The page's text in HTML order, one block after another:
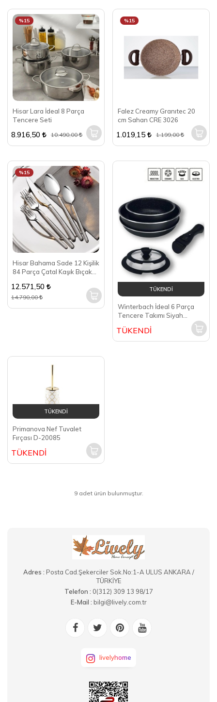
Hisar Lara İdeal 8 Parça
Tencere Seti
%15
8.916,50 10.490,00
Falez Creamy Granıtec 20
cm Sahan CRE 3026
%15
1.019,15 1.199,00
Hisar Bahama Sade 12 Kişilik
84 Parça Çatal Kaşık Bıçak
%15
12.571,50
14.790,00
TÜKENDİ
Winterbach İdeal 6 Parça
Tencere Takımı Siyah
TÜKENDİ
TÜKENDİ
Primanova Nef Tuvalet
Fırçası D-20085
TÜKENDİ
9 adet ürün bulunmuştur.
Adres : Posta Cad.Şekerciler Sok.No:1-A ULUS ANKARA /
TÜRKİYE
Telefon : 0(312) 309 13 98/17
E-Mail : bilgi@lively.com.tr
livelyhome